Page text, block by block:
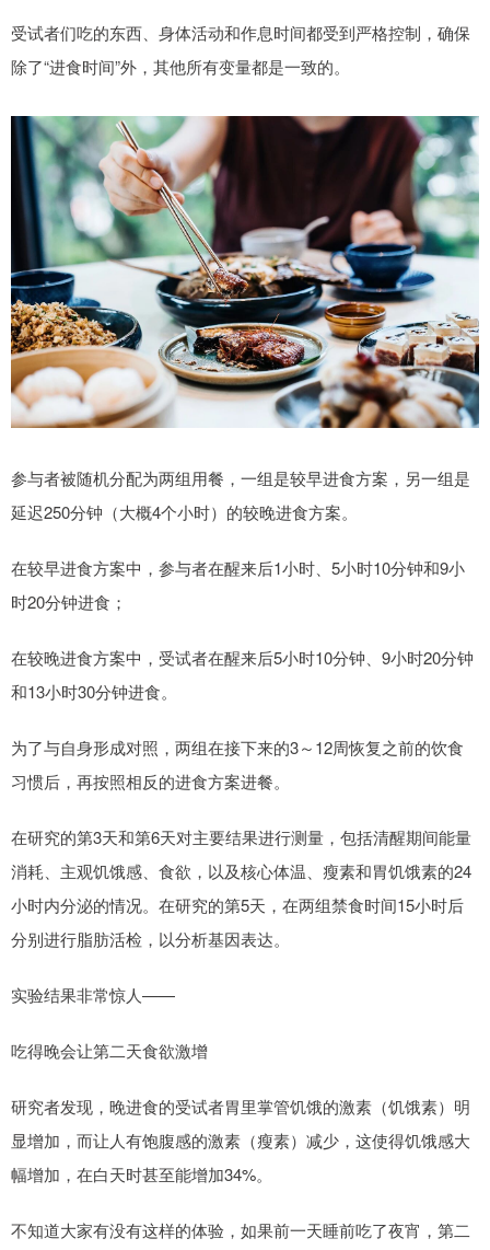
受试者们吃的东西、身体活动和作息时间都受到严格控制，确保
除了“进食时间”外，其他所有变量都是一致的。
参与者被随机分配为两组用餐，一组是较早进食方案，另一组是
延迟250分钟（大概4个小时）的较晚进食方案。
在较早进食方案中，参与者在醒来后1小时、5小时10分钟和9小
时20分钟进食；
在较晚进食方案中，受试者在醒来后5小时10分钟、9小时20分钟
和13小时30分钟进食。
为了与自身形成对照，两组在接下来的3～12周恢复之前的饮食
习惯后，再按照相反的进食方案进餐。
在研究的第3天和第6天对主要结果进行测量，包括清醒期间能量
消耗、主观饥饿感、食欲，以及核心体温、瘦素和胃饥饿素的24
小时内分泌的情况。在研究的第5天，在两组禁食时间15小时后
分别进行脂肪活检，以分析基因表达。
实验结果非常惊人——
吃得晚会让第二天食欲激增
研究者发现，晚进食的受试者胃里掌管饥饿的激素（饥饿素）明
显增加，而让人有饱腹感的激素（瘦素）减少，这使得饥饿感大
幅增加，在白天时甚至能增加34%。
不知道大家有没有这样的体验，如果前一天睡前吃了夜宵，第二